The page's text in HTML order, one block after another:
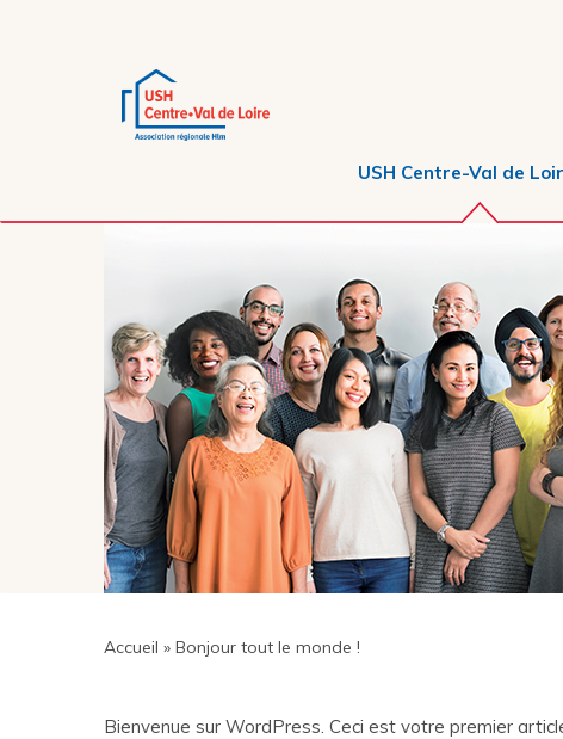
USH Centre-Val de
Bienvenue sur WordPress. Ceci est votre premier
Accueil » Bonjour tout le monde !